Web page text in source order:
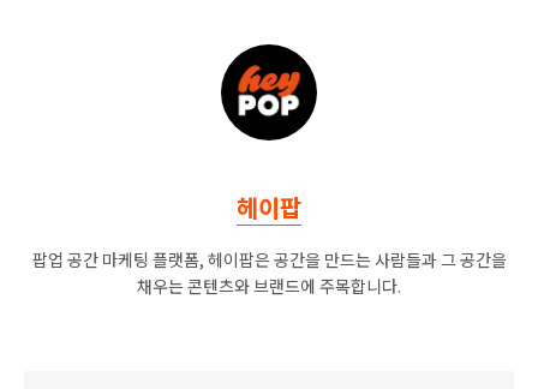
헤이팝
팝업 공간 마케팅 플랫폼, 헤이팝은 공간을 만드는 사람들과 그 공간을
채우는 콘텐츠와 브랜드에 주목합니다.